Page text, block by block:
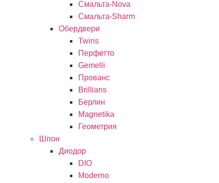
Смальта-Nova
Смальта-Sharm
Обердвери
Twins
Перфетто
Gemelli
Прованс
Brillians
Берлин
Magnetika
Геометрия
Шпон
Диодор
DIO
Moderno